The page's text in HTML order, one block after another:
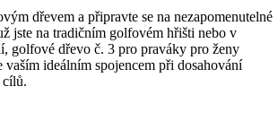
dřevem a připravte se na nezapomenutelné
jste na tradičním golfovém hřišti nebo v
golfové dřevo č. 3 pro praváky pro ženy
ideálním spojencem při dosahování
cílů.